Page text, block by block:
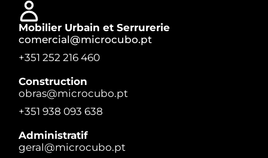
Mobilier Urbain et Serrurerie
comercial@microcubo.pt
+351 252 216 460
Construction
obras@microcubo.pt
+351 938 093 638
Administratif
geral@microcubo.pt